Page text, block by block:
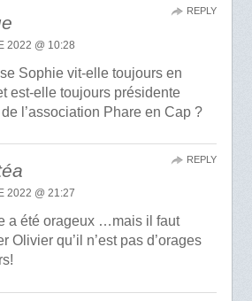
2022 @ 10:28
Sophie vit-elle toujours en
est-elle toujours présidente
de l’association Phare en Cap ?
REPLY
2022 @ 21:27
a été orageux …mais il faut
Olivier qu’il n’est pas d’orages
REPLY